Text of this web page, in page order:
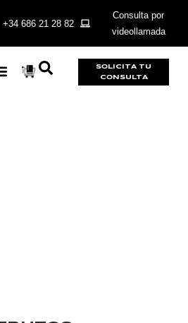
+34 686 21 28 82
Consulta por
videollamada
SOLICITA TU
CONSULTA